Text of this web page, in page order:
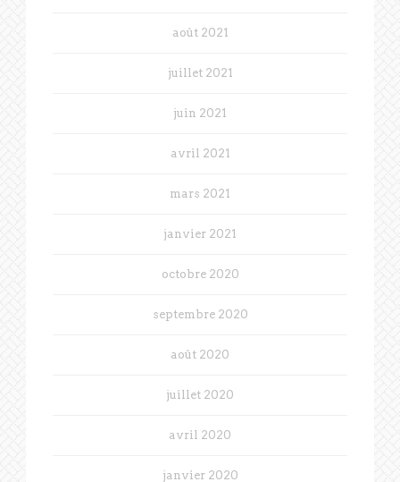
août 2021
juillet 2021
juin 2021
avril 2021
mars 2021
janvier 2021
octobre 2020
septembre 2020
août 2020
juillet 2020
avril 2020
janvier 2020